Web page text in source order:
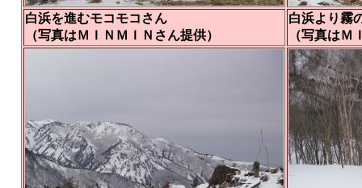
白浜を進むモコモコさん
（写真はＭＩＮＭＩＮさん提供）
白浜より霧
（写真はＭ